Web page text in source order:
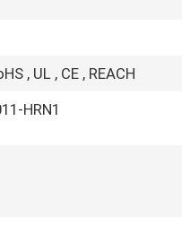
, UL , CE , REACH
HRN1